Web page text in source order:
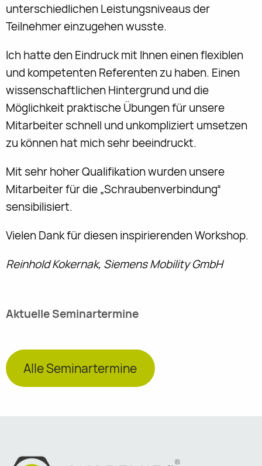
unterschiedlichen Leistungsniveaus der
Teilnehmer einzugehen wusste.
Ich hatte den Eindruck mit Ihnen einen flexiblen
und kompetenten Referenten zu haben. Einen
wissenschaftlichen Hintergrund und die
Möglichkeit praktische Übungen für unsere
Mitarbeiter schnell und unkompliziert umsetzen
zu können hat mich sehr beeindruckt.
Mit sehr hoher Qualifikation wurden unsere
Mitarbeiter für die „Schraubenverbindung“
sensibilisiert.
Vielen Dank für diesen inspirierenden Workshop.
Reinhold Kokernak, Siemens Mobility GmbH
Aktuelle Seminartermine
Alle Seminartermine